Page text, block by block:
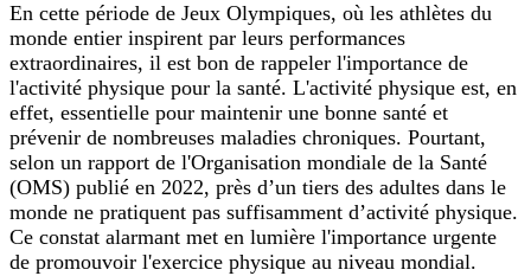
En cette période de Jeux Olympiques, où les athlètes du
monde entier inspirent par leurs performances
extraordinaires, il est bon de rappeler l'importance de
l'activité physique pour la santé. L'activité physique est, en
effet, essentielle pour maintenir une bonne santé et
prévenir de nombreuses maladies chroniques. Pourtant,
selon un rapport de l'Organisation mondiale de la Santé
(OMS) publié en 2022, près d’un tiers des adultes dans le
monde ne pratiquent pas suffisamment d’activité physique.
Ce constat alarmant met en lumière l'importance urgente
de promouvoir l'exercice physique au niveau mondial.